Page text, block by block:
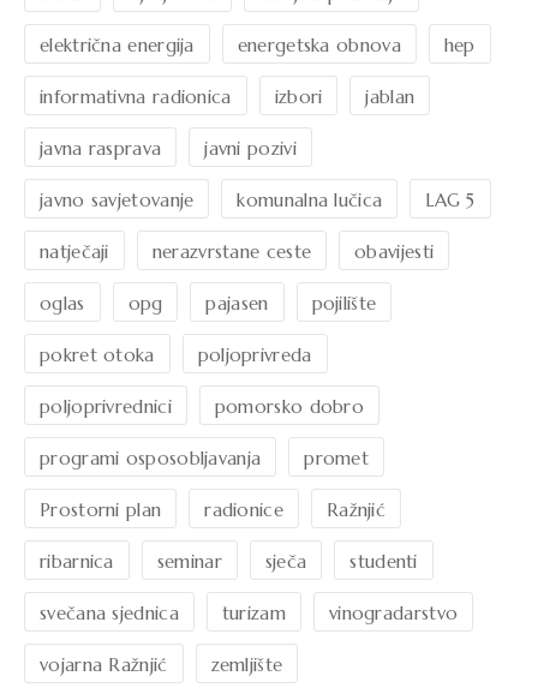
električna energija energetska obnova hep
informativna radionica izbori jablan
javna rasprava javni pozivi
javno savjetovanje komunalna lučica LAG 5
natječaji nerazvrstane ceste obavijesti
oglas opg pajasen pojilište
pokret otoka poljoprivreda
poljoprivrednici pomorsko dobro
programi osposobljavanja promet
Prostorni plan radionice Ražnjić
ribarnica seminar sječa studenti
svečana sjednica turizam vinogradarstvo
vojarna Ražnjić zemljište